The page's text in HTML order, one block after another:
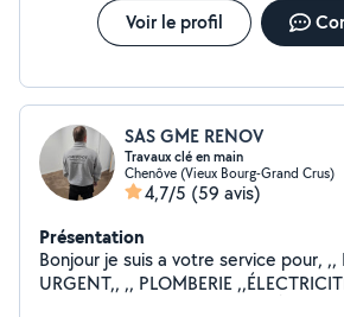
Voir le profil
SAS GME RENOV
Travaux clé en main
Chenôve (Vieux Bourg-Grand Crus)
4,7/5 (59 avis)
Présentation
Bonjour je suis a votre service pour, ,, DÉPANNAGE
URGENT,, ,, PLOMBERIE ,,ÉLECTRICITÉ ,,SERRURIER